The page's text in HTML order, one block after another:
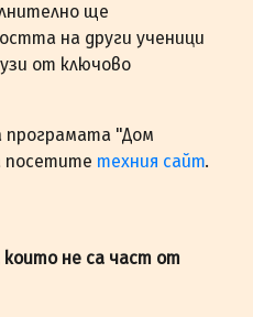
ще
на други ученици
от ключово
програмата "Дом
посетите техния сайт.
които не са част от